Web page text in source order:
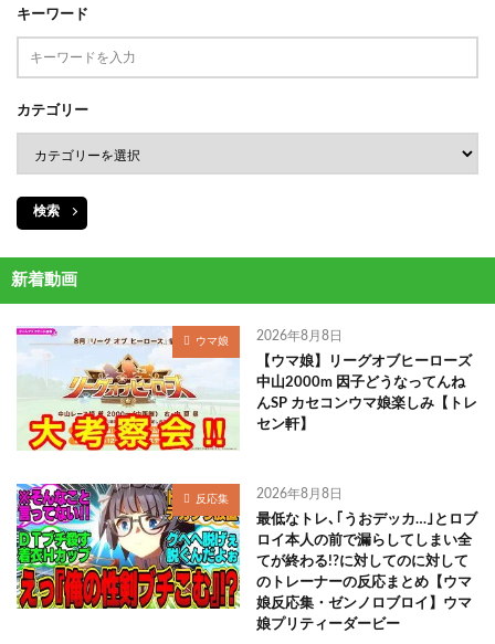
キーワード
カテゴリー
検索
新着動画
ウマ娘 2026年8月8日
【ウマ娘】リーグオブヒーローズ
中山2000m 因子どうなってんね
んSP カセコンウマ娘楽しみ【トレ
セン軒】
反応集 2026年8月8日
最低なトレ､｢うおデッカ…｣とロブ
ロイ本人の前で漏らしてしまい全
てが終わる!?に対してのに対して
のトレーナーの反応まとめ【ウマ
娘反応集・ゼンノロブロイ】ウマ
娘プリティーダービー